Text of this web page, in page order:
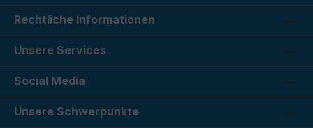
Rechtliche Informationen
Unsere Services
Social Media
Unsere Schwerpunkte